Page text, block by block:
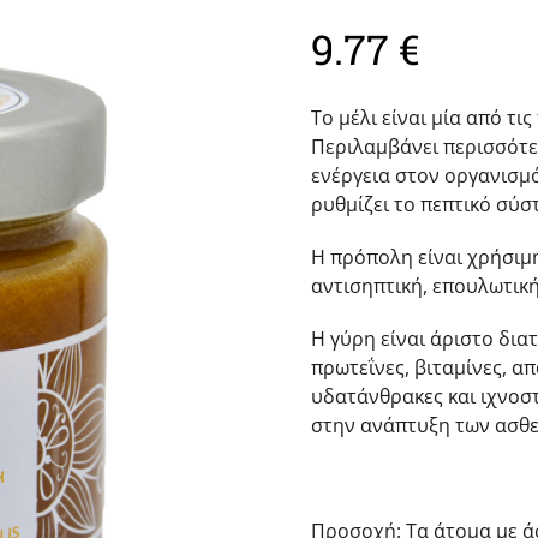
9.77 €
Το μέλι είναι μία από
Περιλαμβάνει
ενέργεια στον
ρυθμίζει το πεπτικό
Η πρόπολη είναι
αντισηπτική,
Η γύρη είναι άριστο
πρωτεΐνες, βιταμίνες,
υδατάνθρακες και
στην ανάπτυξη των
Προσοχή: Τα άτομα με